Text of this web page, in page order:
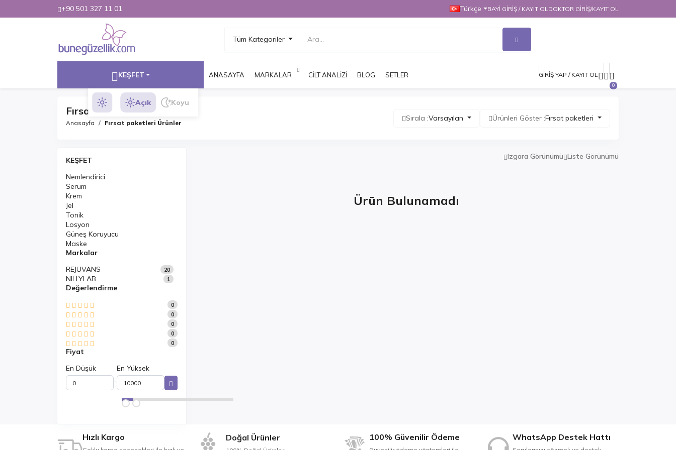
+90 501 327 11 01 Türkçe BAYI GIRIŞ / KAYIT OL DOKTOR GİRİŞ/KAYIT OL
Tüm Kategoriler
KEŞFET ANASAYFA MARKALAR CILT ANALIZI BLOG SETLER GIRIŞ YAP / KAYIT OL
0
Açık Koyu
Fırsat paketleri Ürünler
Anasayfa Fırsat paketleri Ürünler
Sırala :Varsayılan Ürünleri Göster :Fırsat paketleri
KEŞFET
Nemlendirici
Serum
Krem
Jel
Tonik
Losyon
Güneş Koruyucu
Maske
Markalar
REJUVANS
20
NILLYLAB 1
Değerlendirme
0
0
0
0
0
Fiyat
En Düşük
-
En Yüksek
Izgara Görünümü Liste Görünümü
Ürün Bulunamadı
Hızlı Kargo Doğal Ürünler 100% Güvenilir Ödeme WhatsApp Destek Hattı